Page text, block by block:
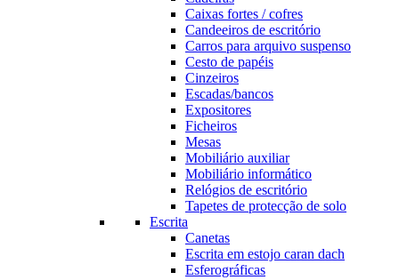
Caixas fortes / cofres
Candeeiros de escritório
Carros para arquivo suspenso
Cesto de papéis
Cinzeiros
Escadas/bancos
Expositores
Ficheiros
Mesas
Mobiliário auxiliar
Mobiliário informático
Relógios de escritório
Tapetes de protecção de solo
Escrita
Canetas
Escrita em estojo caran dach
Esferográficas